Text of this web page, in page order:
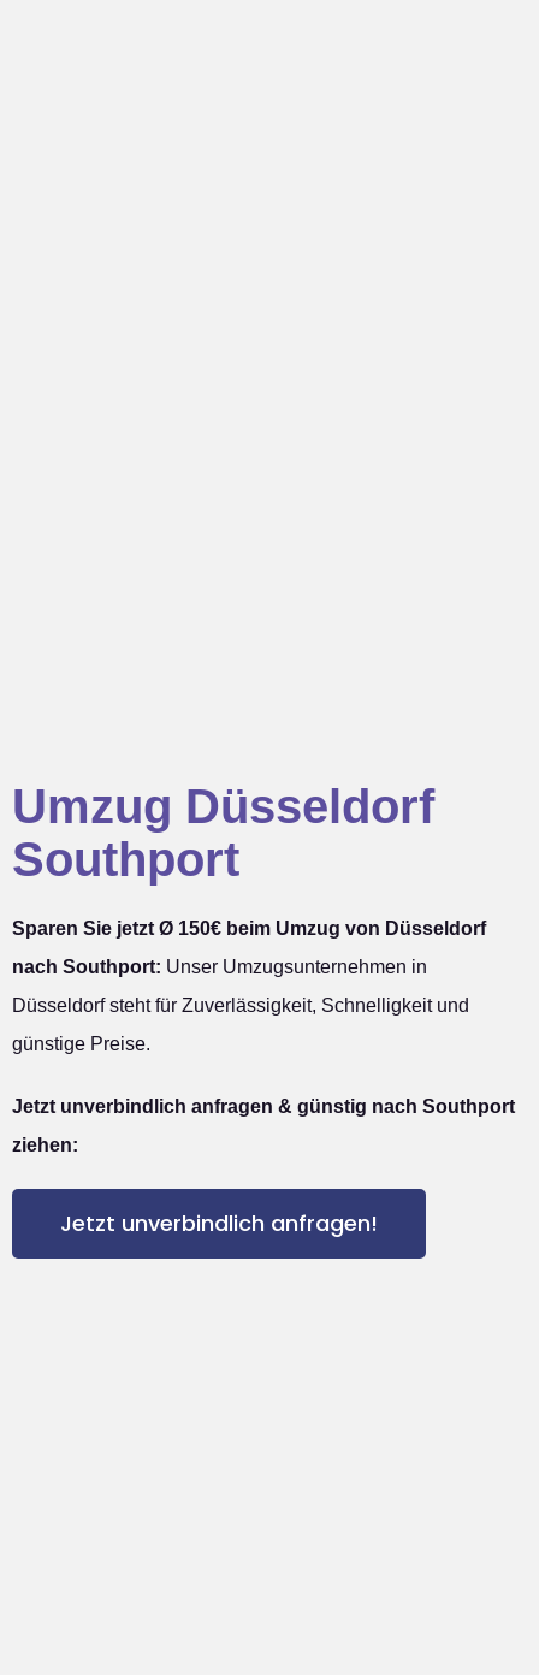
Umzug Düsseldorf
Southport
Sparen Sie jetzt Ø 150€ beim Umzug von Düsseldorf
nach Southport: Unser Umzugsunternehmen in
Düsseldorf steht für Zuverlässigkeit, Schnelligkeit und
günstige Preise.
Jetzt unverbindlich anfragen & günstig nach Southport
ziehen:
Jetzt unverbindlich anfragen!